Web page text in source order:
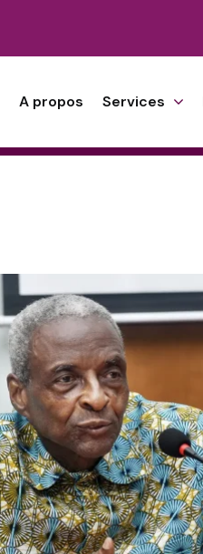
A propos Services